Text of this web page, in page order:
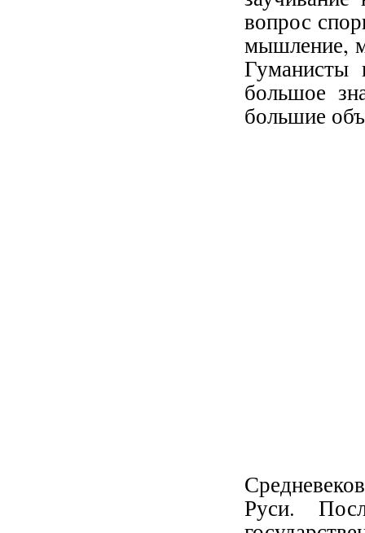
вопрос
мышление,
Гуманисты
большое
большие
Руси.